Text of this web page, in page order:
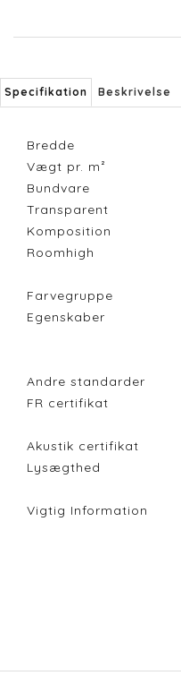
Specifikation Beskrivelse
Bredde
Vægt pr. m²
Bundvare
Transparent
Komposition
Roomhigh
Farvegruppe
Egenskaber
Andre standarder
FR certifikat
Akustik certifikat
Lysægthed
Vigtig Information